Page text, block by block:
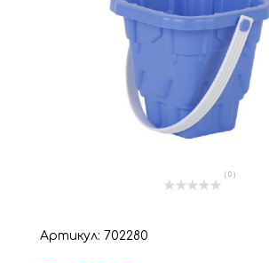
( 0 )
Артикул: 702280